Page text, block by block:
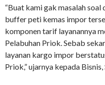
“Buat kami gak masalah
buffer peti kemas impor
komponen tarif layanannya
Pelabuhan Priok. Sebab
layanan kargo impor
Priok,” ujarnya kepada